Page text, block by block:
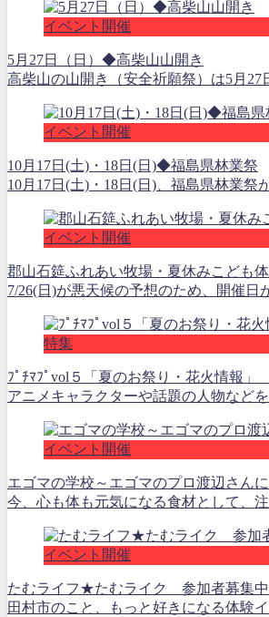
イベント開催
5月27日（日）◆高柴山山開き
高柴山の山開き（安全祈願祭）は5月
イベント開催
10月17日(土)・18日(日)◆福島県林業祭
10月17日(土)・18日(日)、福島県林業
イベント開催
郡山石筵ふれあい牧場・夏休みこども
7/26(日)が悪天候の予想のため、開催
特集
ﾌﾟﾁﾏﾌﾟvol５「夏のお祭り・花火情報
アニメキャラクターや話題の人物など
イベント開催
エゴマの学校～エゴマのプロ渡辺さん
今、心も体も元気になる食材として、
イベント開催
たむライフ★たむライク 参加者募集
田村市のこと、もっと好きになる体験